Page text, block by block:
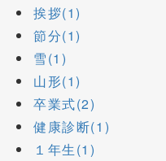
挨拶(1)
節分(1)
雪(1)
山形(1)
卒業式(2)
健康診断(1)
１年生(1)